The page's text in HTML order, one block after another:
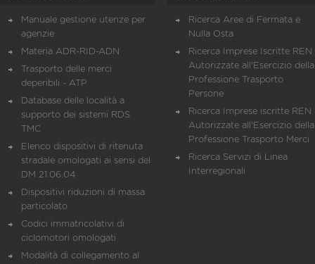
Manuale gestione utenze per
agenzie
Materia ADR-RID-ADN
Trasporto delle merci
deperibili - ATP
Database delle località a
supporto dei sistemi RDS
TMC
Elenco dispositivi di ritenuta
stradale omologati ai sensi del
DM 21.06.04
Dispositivi riduzioni di massa
particolato
Codici immatricolativi di
ciclomotori omologati
Modalità di collegamento al
Ricerca Aree di Fermata e
Nulla Osta
Ricerca Imprese Iscritte REN
Autorizzate all'Esercizio della
Professione Trasporto
Persone
Ricerca Imprese iscritte REN
Autorizzate all'Esercizio della
Professione Trasporto Merci
Ricerca Servizi di Linea
Interregionali